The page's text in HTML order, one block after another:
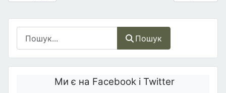
Пошук
Ми є на Facebook і Twitter